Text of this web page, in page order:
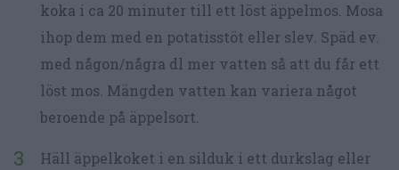
koka i ca 20 minuter till ett löst äppelmos. Mosa
ihop dem med en potatisstöt eller slev. Späd ev.
med någon/några dl mer vatten så att du får ett
löst mos. Mängden vatten kan variera något
beroende på äppelsort.
Häll äppelkoket i en silduk i ett durkslag eller